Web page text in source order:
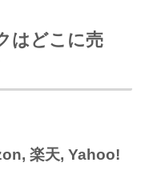
はどこに売
楽天, Yahoo!